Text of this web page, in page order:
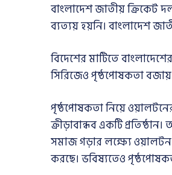
বাংলাদেশ জাতীয় ক্রিকেট
ব্যত্যয় হয়নি। বাংলাদেশ
বিদেশের মাটিতে
সিরিজেও পৃষ্ঠপোষকতা বজায়
পৃষ্ঠপোষকতা নিয়ে
ক্রীড়াবান্ধব একটি
সমাজ গড়ার লক্ষ্যে ওয়ালটন
করছে। ভবিষ্যতেও